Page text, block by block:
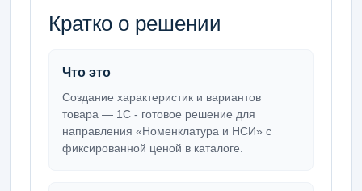
Кратко о решении
Что это
Создание характеристик и вариантов
товара — 1С - готовое решение для
направления «Номенклатура и НСИ» с
фиксированной ценой в каталоге.